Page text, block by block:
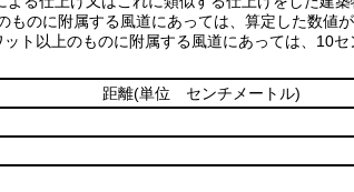
ものに附属する風道にあっては、算定した数値
ト以上のものに附属する風道にあっては、10
距離(単位 センチメートル)